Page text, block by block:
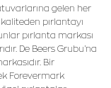
gelen her
pırlantayı
pırlanta markası
De Beers Grubu'na
Bir
Forevermark